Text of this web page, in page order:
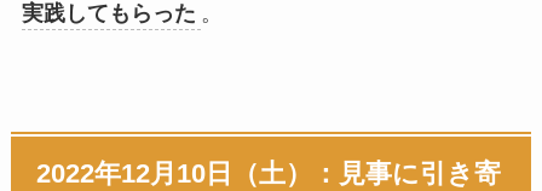
実践してもらった 。
2022年12月10日（土）：見事に引き寄